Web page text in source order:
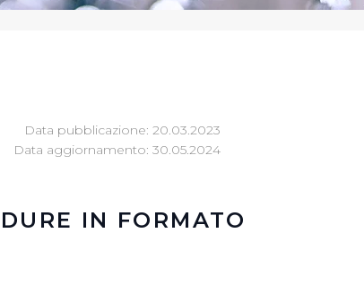
Data pubblicazione: 20.03.2023
Data aggiornamento: 30.05.2024
IN FORMATO